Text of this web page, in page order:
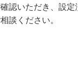
認いただき、設定
談ください。